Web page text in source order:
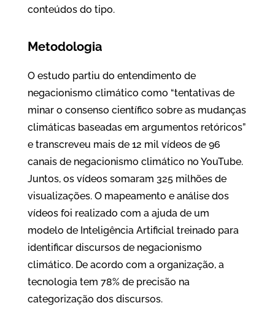
conteúdos do tipo.
Metodologia
O estudo partiu do entendimento de
negacionismo climático como “tentativas de
minar o consenso científico sobre as mudanças
climáticas baseadas em argumentos retóricos”
e transcreveu mais de 12 mil vídeos de 96
canais de negacionismo climático no YouTube.
Juntos, os vídeos somaram 325 milhões de
visualizações. O mapeamento e análise dos
vídeos foi realizado com a ajuda de um
modelo de Inteligência Artificial treinado para
identificar discursos de negacionismo
climático. De acordo com a organização, a
tecnologia tem 78% de precisão na
categorização dos discursos.